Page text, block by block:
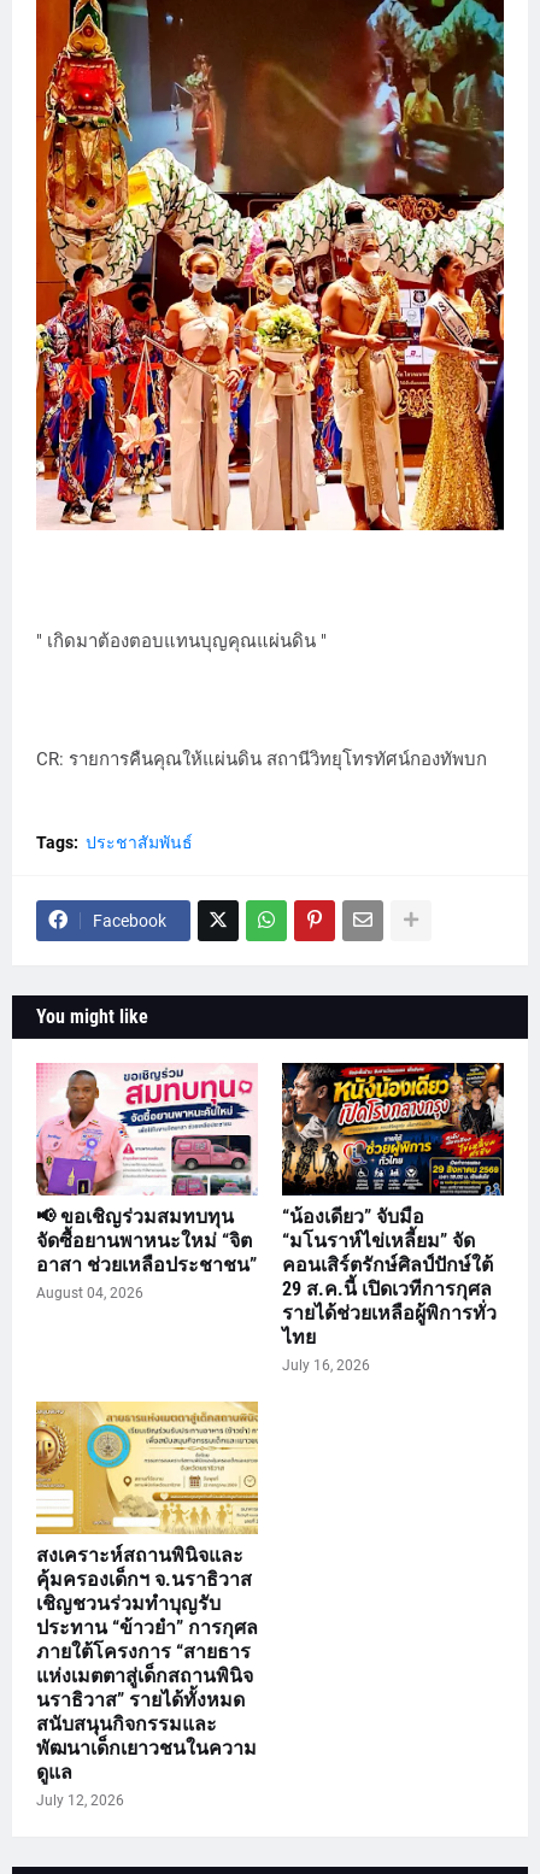
" เกิดมาต้องตอบแทนบุญคุณแผ่นดิน "
CR: รายการคืนคุณให้แผ่นดิน สถานีวิทยุโทรทัศน์กองทัพบก
Tags: ประชาสัมพันธ์
Facebook
You might like
📢 ขอเชิญร่วมสมทบทุน
จัดซื้อยานพาหนะใหม่ “จิต
อาสา ช่วยเหลือประชาชน”
August 04, 2026
“น้องเดียว” จับมือ
“มโนราห์ไข่เหลี้ยม” จัด
คอนเสิร์ตรักษ์ศิลป์ปักษ์ใต้
29 ส.ค.นี้ เปิดเวทีการกุศล
รายได้ช่วยเหลือผู้พิการทั่ว
ไทย
July 16, 2026
สงเคราะห์สถานพินิจและ
คุ้มครองเด็กฯ จ.นราธิวาส
เชิญชวนร่วมทำบุญรับ
ประทาน “ข้าวยำ” การกุศล
ภายใต้โครงการ “สายธาร
แห่งเมตตาสู่เด็กสถานพินิจ
นราธิวาส” รายได้ทั้งหมด
สนับสนุนกิจกรรมและ
พัฒนาเด็กเยาวชนในความ
ดูแล
July 12, 2026